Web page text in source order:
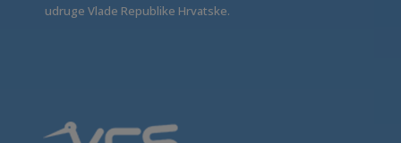
udruge Vlade Republike Hrvatske.